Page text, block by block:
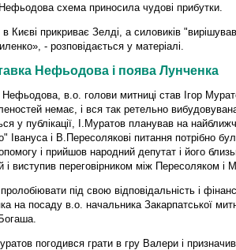
схема приносила чудові прибутки.
Києві прикриває Зелді, а силовиків
- розповідається у матеріалі.
Нефьодова і поява Лунченка
Нефьодова, в.о. голови митниці став Ігор
немає, і вся так ретельно
у публікації, І.Муратов планував на
Івануса і В.Пересолякові питання потрібно
і прийшов народний депутат і його
і виступив переговірником між Пересоляком і
під свою відповідальність і
на посаду в.о. начальника Закарпатської
погодився грати в гру Валери і